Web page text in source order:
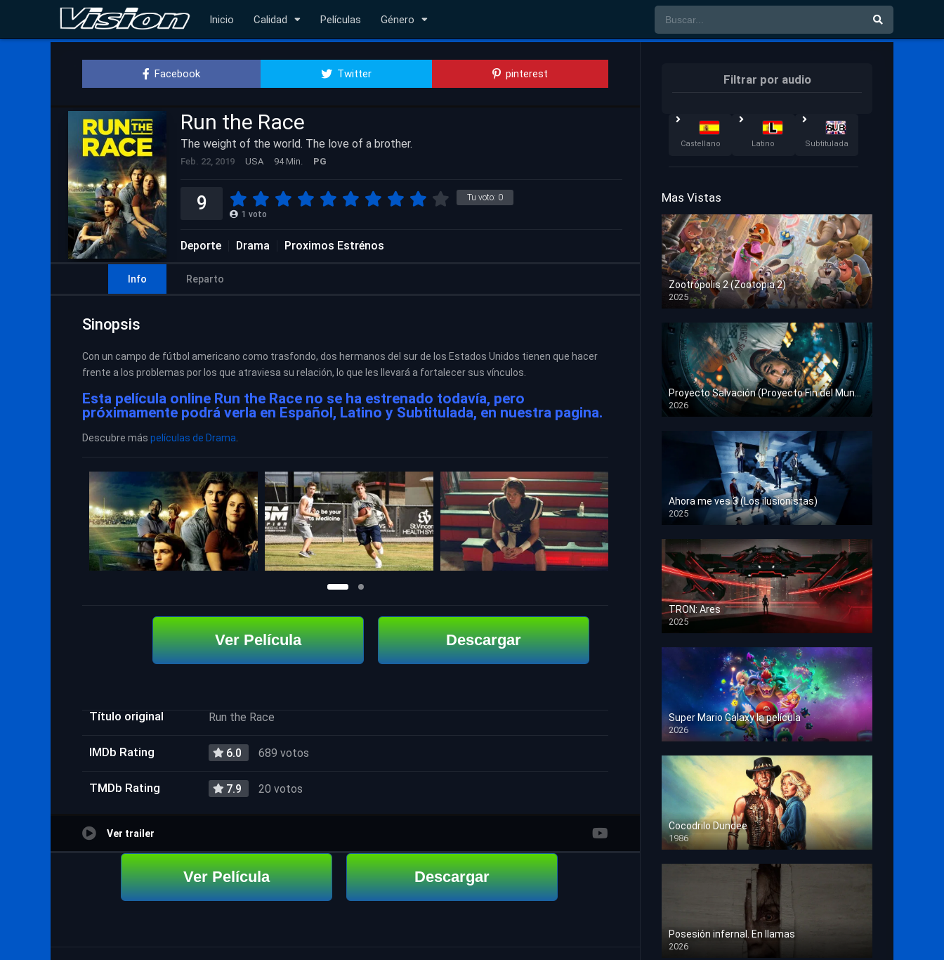
Inicio Calidad Películas Género
Facebook Twitter pinterest
Run the Race
The weight of the world. The love of a brother.
Feb. 22, 2019 USA 94 Min. PG
Tu voto: 0
9 1 voto
Deporte Drama Proximos Estrénos
Info Reparto
Sinopsis
Con un campo de fútbol americano como trasfondo, dos hermanos del sur de los Estados Unidos tienen que hacer
frente a los problemas por los que atraviesa su relación, lo que les llevará a fortalecer sus vínculos.
Esta película online Run the Race no se ha estrenado todavía, pero
próximamente podrá verla en Español, Latino y Subtitulada, en nuestra pagina.
Descubre más películas de Drama
Ver Película Descargar
Título original Run the Race
IMDb Rating 6.0 689 votos
TMDb Rating 7.9 20 votos
Ver trailer
Ver Película Descargar
Filtrar por audio
Castellano Latino Subtitulada
Mas Vistas
Zootrópolis 2 (Zootopia 2)
2025
HD 1080p
Proyecto Salvación (Proyecto Fin del Mundo)
2026
HD 1080p
Ahora me ves 3 (Los ilusionistas)
2025
HD 1080p
TRON: Ares
2025
HD 1080p
Super Mario Galaxy la película
2026
HD 1080p
Cocodrilo Dundee
1986
HD 1080p
Posesión infernal. En llamas
2026
HD 1080p